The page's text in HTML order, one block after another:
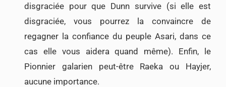
disgraciée pour que Dunn survive (si elle est
disgraciée, vous pourrez la convaincre de
regagner la confiance du peuple Asari, dans ce
cas elle vous aidera quand même). Enfin, le
Pionnier galarien peut-être Raeka ou Hayjer,
aucune importance.